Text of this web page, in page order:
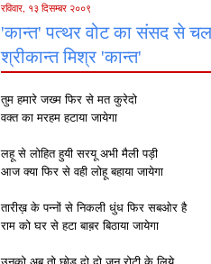
रविवार, १३ दिसम्बर २००९
'कान्त' पत्थर वोट का संसद से
श्रीकान्त मिश्र 'कान्त'
तुम हमारे जख्म फिर से मत कुरेदो
वक्त का मरहम हटाया जायेगा
लहू से लोहित हुयी सरयू अभी मैली पड़ी
आज क्या फिर से वही लोहू बहाया जायेगा
तारीख़ के पन्नों से निकली धुंध फिर सबओर है
राम को घर से हटा बाब़र बिठाया जायेगा